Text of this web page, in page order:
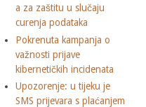
a za zaštitu u slučaju
curenja podataka
Pokrenuta kampanja o
važnosti prijave
kibernetičkih incidenata
Upozorenje: u tijeku je
SMS prijevara s plaćanjem